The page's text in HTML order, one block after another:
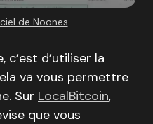
de Noones
c’est d’utiliser la
va vous permettre
Sur LocalBitcoin,
que vous